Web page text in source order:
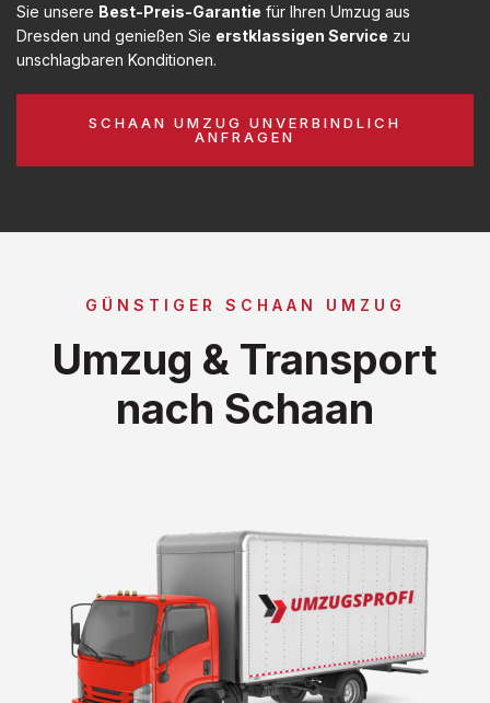
Sie unsere Best-Preis-Garantie für Ihren Umzug aus
Dresden und genießen Sie erstklassigen Service zu
unschlagbaren Konditionen.
SCHAAN UMZUG UNVERBINDLICH
ANFRAGEN
GÜNSTIGER SCHAAN UMZUG
Umzug & Transport
nach Schaan